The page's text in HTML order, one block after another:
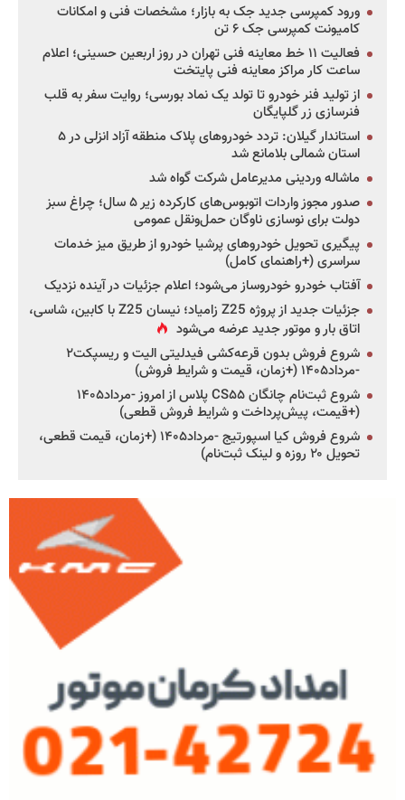
ورود کمپرسی جدید جک به بازار؛ مشخصات فنی و امکانات
کامیونت کمپرسی جک ۶ تن
فعالیت ۱۱ خط معاینه فنی تهران در روز اربعین حسینی؛ اعلام
ساعت کار مراکز معاینه فنی پایتخت
از تولید فنر خودرو تا تولد یک نماد بورسی؛ روایت سفر به قلب
فنرسازی زر گلپایگان
استاندار گیلان: تردد خودروهای پلاک منطقه آزاد انزلی در ۵
استان شمالی بلامانع شد
ماشاله وردینی مدیرعامل شرکت گواه شد
صدور مجوز واردات اتوبوس‌های کارکرده زیر ۵ سال؛ چراغ سبز
دولت برای نوسازی ناوگان حمل‌ونقل عمومی
پیگیری تحویل خودروهای پرشیا خودرو از طریق میز خدمات
سراسری (+راهنمای کامل)
آفتاب خودرو خودروساز می‌شود؛ اعلام جزئیات در آینده نزدیک
جزئیات جدید از پروژه Z25 زامیاد؛ نیسان Z25 با کابین، شاسی،
اتاق بار و موتور جدید عرضه می‌شود
شروع فروش بدون قرعه‌کشی فیدلیتی الیت و ریسپکت۲
-مرداد۱۴۰۵ (+زمان، قیمت و شرایط فروش)
شروع ثبت‌نام چانگان CS۵۵ پلاس از امروز -مرداد۱۴۰۵
(+قیمت، پیش‌پرداخت و شرایط فروش قطعی)
شروع فروش کیا اسپورتیج -مرداد۱۴۰۵ (+زمان، قیمت قطعی،
تحویل ۲۰ روزه و لینک ثبت‌نام)